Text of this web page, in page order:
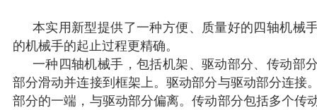
产品中心
行业应用
新闻资讯
本实用新型提供了一种方便、质量好的四轴机械
的机械手的起止过程更精确。
一种四轴机械手，包括机架、驱动部分、传动部
部分滑动并连接到框架上。驱动部分与驱动部分连接
部分的一端，与驱动部分偏离。传动部分包括多个传